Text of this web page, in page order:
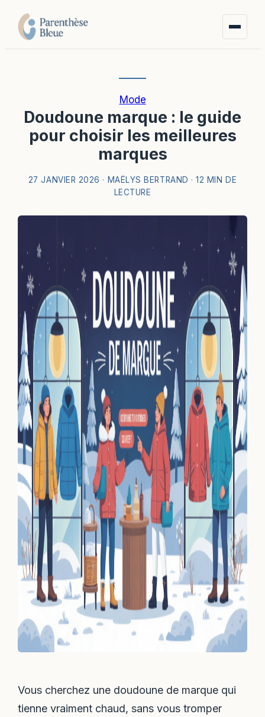
Mode
Doudoune marque : le guide
pour choisir les meilleures
marques
27 JANVIER 2026 · MAËLYS BERTRAND · 12 MIN DE
LECTURE
Vous cherchez une doudoune de marque qui
tienne vraiment chaud, sans vous tromper